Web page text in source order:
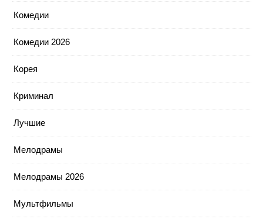
Комедии
Комедии 2026
Корея
Криминал
Лучшие
Мелодрамы
Мелодрамы 2026
Мультфильмы